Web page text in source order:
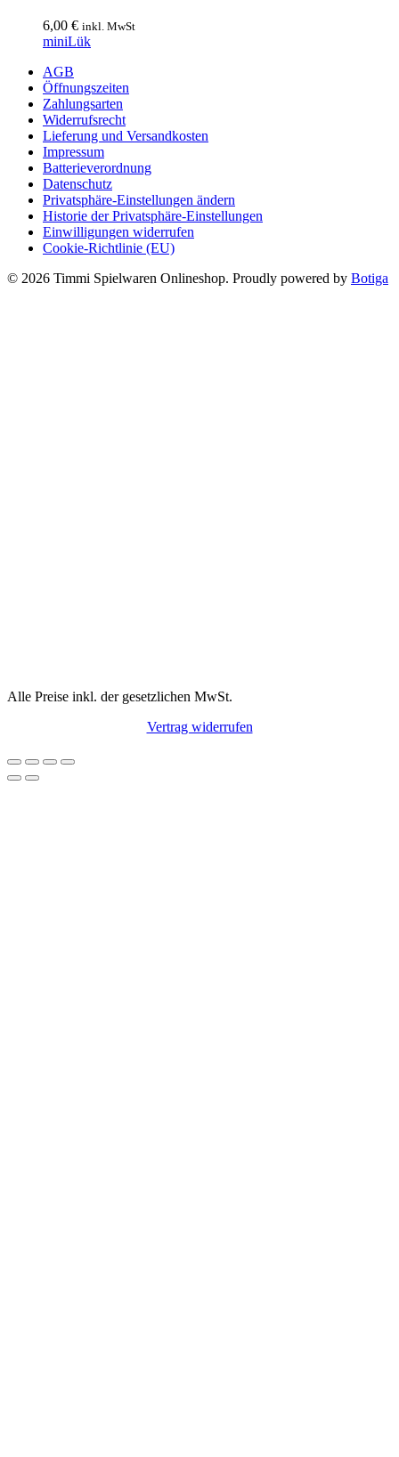
6,00 € inkl. MwSt
miniLük
AGB
Öffnungszeiten
Zahlungsarten
Widerrufsrecht
Lieferung und Versandkosten
Impressum
Batterieverordnung
Datenschutz
Privatsphäre-Einstellungen ändern
Historie der Privatsphäre-Einstellungen
Einwilligungen widerrufen
Cookie-Richtlinie (EU)
© 2026 Timmi Spielwaren Onlineshop. Proudly powered by Botiga
Alle Preise inkl. der gesetzlichen MwSt.
Vertrag widerrufen